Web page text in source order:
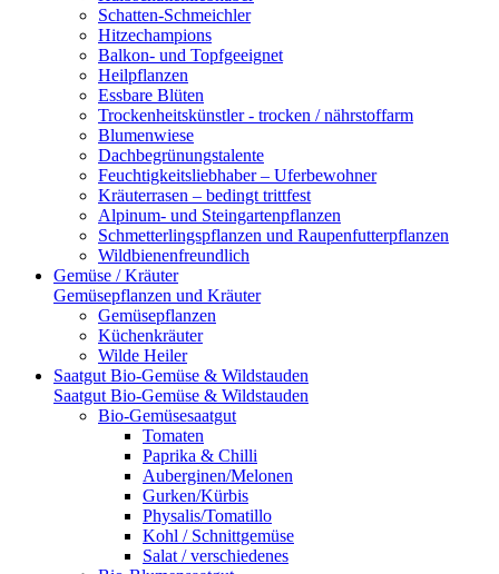
Schatten-Schmeichler
Hitzechampions
Balkon- und Topfgeeignet
Heilpflanzen
Essbare Blüten
Trockenheitskünstler - trocken / nährstoffarm
Blumenwiese
Dachbegrünungstalente
Feuchtigkeitsliebhaber – Uferbewohner
Kräuterrasen – bedingt trittfest
Alpinum- und Steingartenpflanzen
Schmetterlingspflanzen und Raupenfutterpflanzen
Wildbienenfreundlich
Gemüse / Kräuter
Gemüsepflanzen und Kräuter
Gemüsepflanzen
Küchenkräuter
Wilde Heiler
Saatgut Bio-Gemüse & Wildstauden
Saatgut Bio-Gemüse & Wildstauden
Bio-Gemüsesaatgut
Tomaten
Paprika & Chilli
Auberginen/Melonen
Gurken/Kürbis
Physalis/Tomatillo
Kohl / Schnittgemüse
Salat / verschiedenes